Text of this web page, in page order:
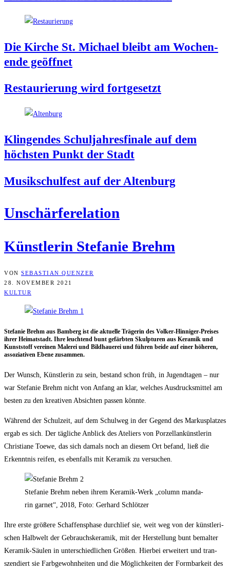
Die Kir­che St. Micha­el bleibt am Wochen­
en­de geöffnet
Restau­rie­rung wird fortgesetzt
Klin­gen­des Schul­jah­res­fi­na­le auf dem
höchs­ten Punkt der Stadt
Musik­schul­fest auf der Altenburg
Unschär­fe­re­la­ti­on
Künst­le­rin Ste­fa­nie Brehm
VON SEBASTIAN QUENZER
28. NOVEMBER 2021
KULTUR
Ste­fa­nie Brehm aus Bam­berg ist die aktu­el­le Trä­ge­rin des Vol­ker-Hin­ni­ger-Prei­ses
ihrer Hei­mat­stadt. Ihre leuch­tend bunt gefärb­ten Skulp­tu­ren aus Kera­mik und
Kunst­stoff ver­ei­nen Male­rei und Bild­haue­rei und füh­ren bei­de auf einer höhe­ren,
asso­zia­ti­ven Ebe­ne zusammen.
Der Wunsch, Künst­le­rin zu sein, bestand schon früh, in Jugend­ta­gen – nur
war Ste­fa­nie Brehm nicht von Anfang an klar, wel­ches Aus­drucks­mit­tel am
bes­ten zu den krea­ti­ven Absich­ten pas­sen könnte.
Wäh­rend der Schul­zeit, auf dem Schul­weg in der Gegend des Mar­kus­plat­zes
ergab es sich. Der täg­li­che Anblick des Ate­liers von Por­zel­lan­künst­le­rin
Chris­tia­ne Toe­we, das sich damals noch an die­sem Ort befand, ließ die
Erkennt­nis rei­fen, es eben­falls mit Kera­mik zu versuchen.
Ste­fa­nie Brehm neben ihrem Kera­mik-Werk „column man­da­
rin gar­net“, 2018, Foto: Ger­hard Schlötzer
Ihre ers­te grö­ße­re Schaf­fens­pha­se durch­lief sie, weit weg von der künst­le­ri­
schen Halb­welt der Gebrauchs­ke­ra­mik, mit der Her­stel­lung bunt bemal­ter
Kera­mik-Säu­len in unter­schied­li­chen Grö­ßen. Hier­bei erwei­tert und tran­
szen­diert sie Farb­ge­wohn­hei­ten und die Mög­lich­kei­ten der Form­bar­keit des